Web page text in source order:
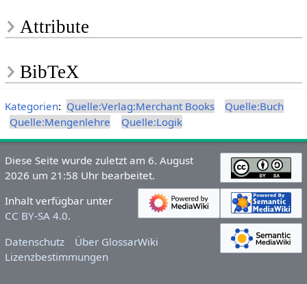
Attribute
BibTeX
Kategorien: Quelle:Verlag:Merchant Books
Quelle:Buch
Quelle:Mengenlehre
Quelle:Logik
Diese Seite wurde zuletzt am 6. August
2026 um 21:58 Uhr bearbeitet.
Inhalt verfügbar unter
CC BY-SA 4.0.
Datenschutz
Über GlossarWiki
Lizenzbestimmungen